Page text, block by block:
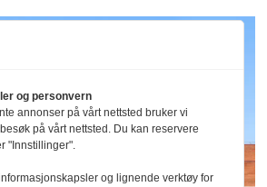
og personvern
annonser på vårt nettsted bruker vi
på vårt nettsted. Du kan reservere
"Innstillinger".
og lignende verktøy for